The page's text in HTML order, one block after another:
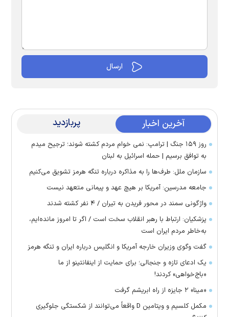
آخرین اخبار پربازدید
روز ۱۵۹ جنگ | ترامپ: نمی خوام مردم کشته شوند؛ ترجیح میدم
به توافق برسیم | حمله اسرائیل به لبنان
سازمان ملل: طرف‌ها را به مذاکره درباره تنگه هرمز تشویق می‌کنیم
جامعه مدرسین: آمریکا بر هیچ عهد و پیمانی متعهد نیست
واژگونی سمند در محور فریدن به تیران / ۴ نفر کشته شدند
پزشکیان: ارتباط با رهبر انقلاب سخت است / اگر تا امروز مانده‌ایم،
به‌خاطر مردم ایران است
گفت وگوی وزیران خارجه آمریکا و انگلیس درباره ایران و تنگه هرمز
یک ادعای تازه و جنجالی؛ برای حمایت از اینفانتینو از ما
«باج‌خواهی» کردند!
«مینا» ۲ جایزه از راه ابریشم گرفت
مکمل کلسیم و ویتامین D واقعاً می‌توانند از شکستگی جلوگیری